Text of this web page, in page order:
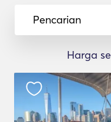
Pencarian
Harga